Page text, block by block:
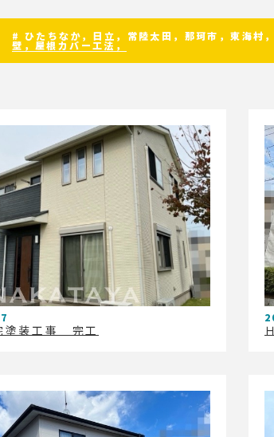
# ひたちなか，日立，常陸太田，那珂市，東海村
壁，屋根カバー工法，
装工事 完工